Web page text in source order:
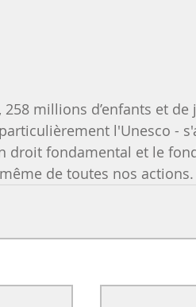
258 millions d’enfants et
l'Unesco -
droit fondamental et le
de toutes nos actions.